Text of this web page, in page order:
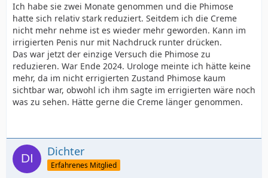
Ich habe sie zwei Monate genommen und die Phimose
hatte sich relativ stark reduziert. Seitdem ich die Creme
nicht mehr nehme ist es wieder mehr geworden. Kann im
irrigierten Penis nur mit Nachdruck runter drücken.
Das war jetzt der einzige Versuch die Phimose zu
reduzieren. War Ende 2024. Urologe meinte ich hätte keine
mehr, da im nicht errigierten Zustand Phimose kaum
sichtbar war, obwohl ich ihm sagte im errigierten wäre noch
was zu sehen. Hätte gerne die Creme länger genommen.
Dichter
Erfahrenes Mitglied